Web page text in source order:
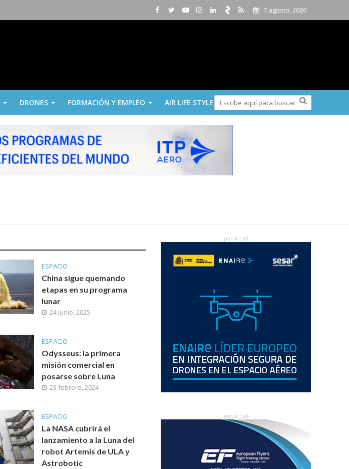
7 agosto, 2026
DRONES FORMACIÓN Y EMPLEO AIR LIFE STYLE
ESPACIO
China sigue quemando
etapas en su programa
lunar
24 junio, 2025
ESPACIO
Odysseus: la primera
misión comercial en
posarse sobre Luna
23 febrero, 2024
ESPACIO
La NASA cubrirá el
lanzamiento a la Luna del
robot Artemis de ULA y
Astrobotic